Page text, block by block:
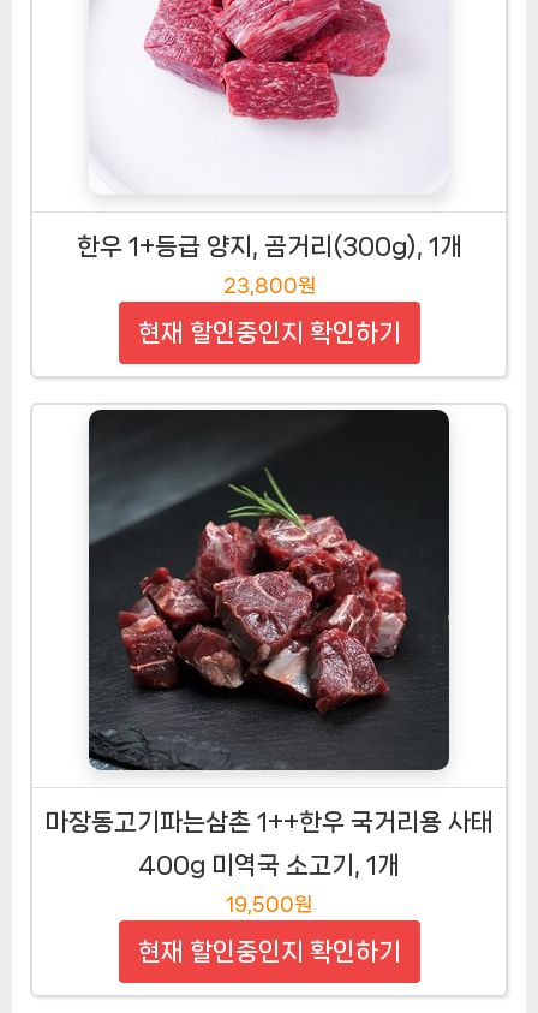
한우 1+등급 양지, 곰거리(300g), 1개
23,800원
현재 할인중인지 확인하기
마장동고기파는삼촌 1++한우 국거리용 사태
400g 미역국 소고기, 1개
19,500원
현재 할인중인지 확인하기